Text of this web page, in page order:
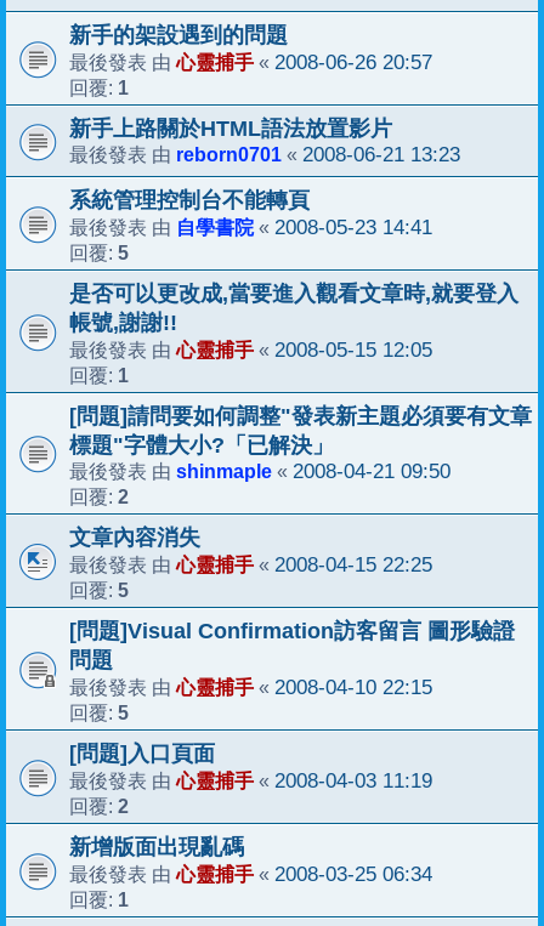
新手的架設遇到的問題
最後發表 由心靈捕手 « 2008-06-26 20:57
回覆: 1
新手上路關於HTML語法放置影片
最後發表 由 reborn0701 « 2008-06-21 13:23
系統管理控制台不能轉頁
最後發表 由 自學書院« 2008-05-23 14:41
回覆: 5
是否可以更改成,當要進入觀看文章時,就要登入
帳號,謝謝!!
最後發表 由心靈捕手 « 2008-05-15 12:05
回覆: 1
[問題]請問要如何調整"發表新主題必須要有文章
標題"字體大小?「已解決」
最後發表 由 shinmaple « 2008-04-21 09:50
回覆: 2
文章內容消失
最後發表 由心靈捕手 « 2008-04-15 22:25
回覆: 5
[問題]Visual Confirmation訪客留言 圖形驗證
問題
最後發表 由心靈捕手 « 2008-04-10 22:15
回覆: 5
[問題]入口頁面
最後發表 由心靈捕手 « 2008-04-03 11:19
回覆: 2
新增版面出現亂碼
最後發表 由心靈捕手 « 2008-03-25 06:34
回覆: 1